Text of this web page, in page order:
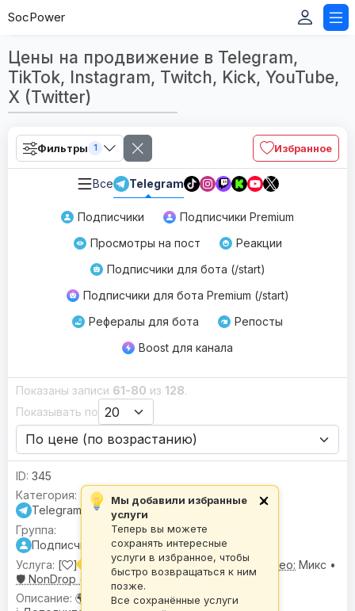
SocPower
Цены на продвижение в Telegram,
TikTok, Instagram, Twitch, Kick, YouTube,
X (Twitter)
Фильтры 1 Избранное
Все Telegram
Подписчики
Подписчики Premium
Просмотры на пост
Реакции
Подписчики для бота (/start)
Подписчики для бота Premium (/start)
Рефералы для бота
Репосты
Boost для канала
Показаны записи 61-80 из 128.
Показывать по
345
Telegram
Подписчики
[
] Подписчики (⭐ Премиум 20%) | 🌍 Гео: Микс •
🛡️ NonDrop (дней):60
🌍
География: Микс
Мы добавили избранные
услуги
Теперь вы можете
сохранять интересные
услуги в избранное, чтобы
быстро возвращаться к ним
позже.
Все сохранённые услуги
×